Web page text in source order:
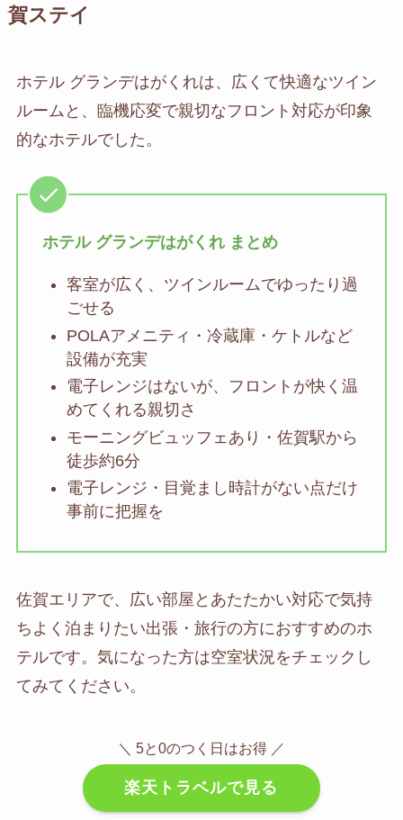
賀ステイ
ホテル グランデはがくれは、広くて快適なツイン
ルームと、臨機応変で親切なフロント対応が印象
的なホテルでした。
ホテル グランデはがくれ まとめ
客室が広く、ツインルームでゆったり過
ごせる
POLAアメニティ・冷蔵庫・ケトルなど
設備が充実
電子レンジはないが、フロントが快く温
めてくれる親切さ
モーニングビュッフェあり・佐賀駅から
徒歩約6分
電子レンジ・目覚まし時計がない点だけ
事前に把握を
佐賀エリアで、広い部屋とあたたかい対応で気持
ちよく泊まりたい出張・旅行の方におすすめのホ
テルです。気になった方は空室状況をチェックし
てみてください。
＼ 5と0のつく日はお得 ／
楽天トラベルで見る